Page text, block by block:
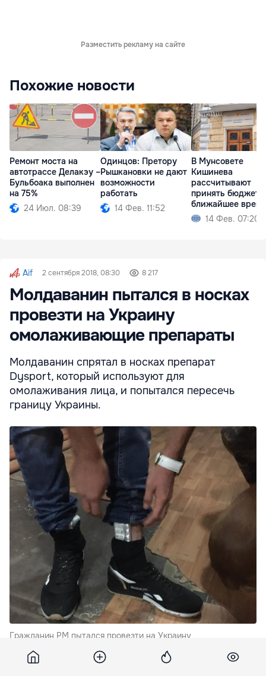
Разместить рекламу на сайте
Похожие новости
Ремонт моста на
автотрассе Делакэу –
Бульбоака выполнен
на 75%
24 Июл. 08:39
Одинцов: Претору
Рышкановки не дают
возможности
работать
14 Фев. 11:52
В Мунсовете
Кишинева
рассчитывают
принять бюджет в
ближайшее время
14 Фев. 07:20
Aif 2 сентября 2018, 08:30 8 217
Молдаванин пытался в носках
провезти на Украину
омолаживающие препараты
Молдаванин спрятал в носках препарат
Dysport, который используют для
омолаживания лица, и попытался пересечь
границу Украины.
Гражданин РМ пытался провезти на Украину
пограничная служба Украины.